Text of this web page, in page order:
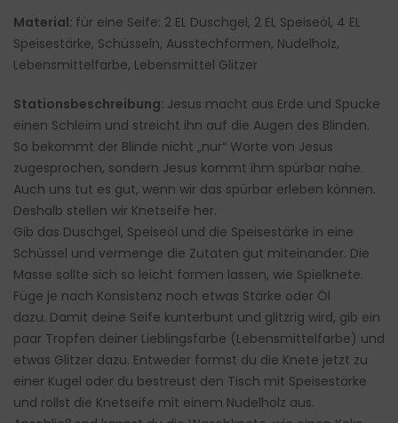
Material: für eine Seife: 2 EL Duschgel, 2 EL Speiseöl, 4 EL
Speisestärke, Schüsseln, Ausstechformen, Nudelholz,
Lebensmittelfarbe, Lebensmittel Glitzer
Stationsbeschreibung: Jesus macht aus Erde und Spucke
einen Schleim und streicht ihn auf die Augen des Blinden.
So bekommt der Blinde nicht „nur“ Worte von Jesus
zugesprochen, sondern Jesus kommt ihm spürbar nahe.
Auch uns tut es gut, wenn wir das spürbar erleben können.
Deshalb stellen wir Knetseife her.
Gib das Duschgel, Speiseöl und die Speisestärke in eine
Schüssel und vermenge die Zutaten gut miteinander. Die
Masse sollte sich so leicht formen lassen, wie Spielknete.
Füge je nach Konsistenz noch etwas Stärke oder Öl
dazu. Damit deine Seife kunterbunt und glitzrig wird, gib ein
paar Tropfen deiner Lieblingsfarbe (Lebensmittelfarbe) und
etwas Glitzer dazu. Entweder formst du die Knete jetzt zu
einer Kugel oder du bestreust den Tisch mit Speisestärke
und rollst die Knetseife mit einem Nudelholz aus.